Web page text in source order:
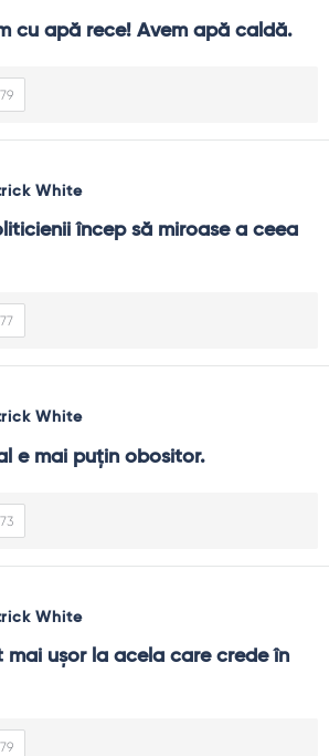
cu apă rece! Avem apă caldă.
White
încep să miroase a ceea
White
e mai puţin obositor.
White
mai uşor la acela care crede în